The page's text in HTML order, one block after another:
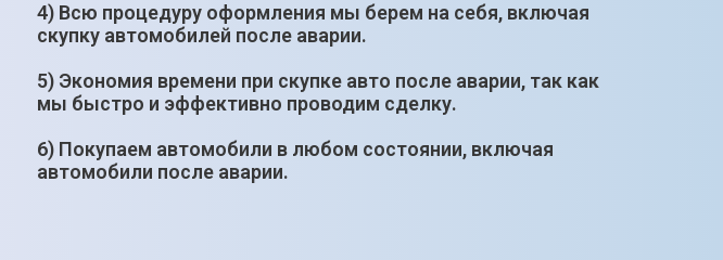
4) Всю процедуру оформления мы берем на себя, включая
скупку автомобилей после аварии.
5) Экономия времени при скупке авто после аварии, так как
мы быстро и эффективно проводим сделку.
6) Покупаем автомобили в любом состоянии, включая
автомобили после аварии.